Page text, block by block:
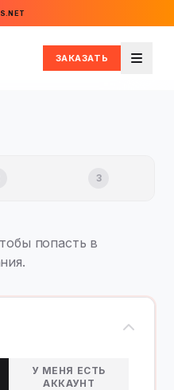
ЗАКАЗАТЬ
Меню
3
попасть в
У МЕНЯ ЕСТЬ
АККАУНТ